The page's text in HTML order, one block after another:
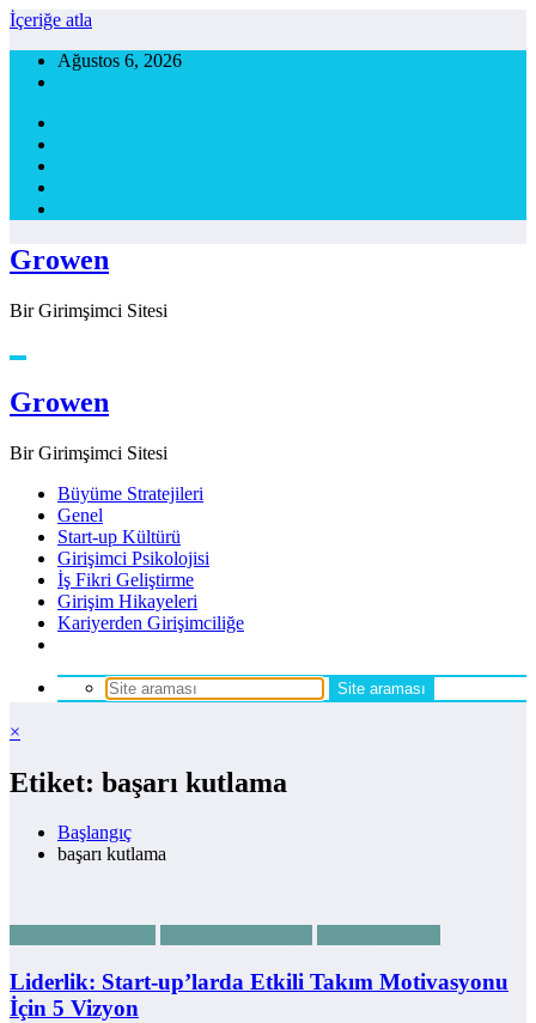
İçeriğe atla
Ağustos 6, 2026
Growen
Bir Girimşimci Sitesi
Growen
Bir Girimşimci Sitesi
Büyüme Stratejileri
Genel
Start-up Kültürü
Girişimci Psikolojisi
İş Fikri Geliştirme
Girişim Hikayeleri
Kariyerden Girişimciliğe
×
Etiket: başarı kutlama
Başlangıç
başarı kutlama
Liderlik: Start-up’larda Etkili Takım Motivasyonu
İçin 5 Vizyon